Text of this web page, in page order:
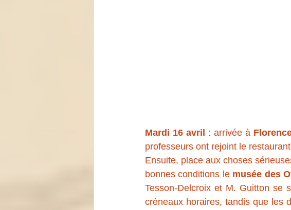
Mardi 16 avril : arrivée à
professeurs ont rejoint le
Ensuite, place aux choses
bonnes conditions le musée des
Tesson-Delcroix et M. Guitton se
créneaux horaires, tandis que les